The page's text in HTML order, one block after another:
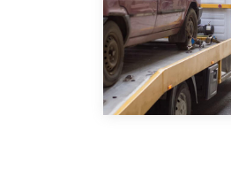
hier alle
behulp van uw
U kunt er ook
laten halen door
tweedehands